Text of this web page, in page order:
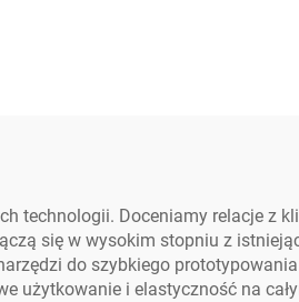
technologii. Doceniamy relacje z
się w wysokim stopniu z
do szybkiego
użytkowanie i elastyczność na